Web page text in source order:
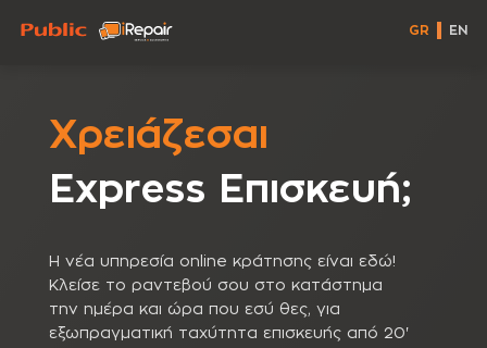
GR EN
Χρειάζεσαι
Express Eπισκευή;
Η νέα υπηρεσία online κράτησης είναι εδώ!
Κλείσε το ραντεβού σου στο κατάστημα
την ημέρα και ώρα που εσύ θες, για
εξωπραγματική ταχύτητα επισκευής από 20'